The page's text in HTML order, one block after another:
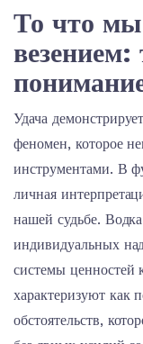
То что мы
везением:
Удача
феномен, которое
инструментами. В
личная
нашей судьбе.
индивидуальных
системы ценностей
характеризуют как
обстоятельств,